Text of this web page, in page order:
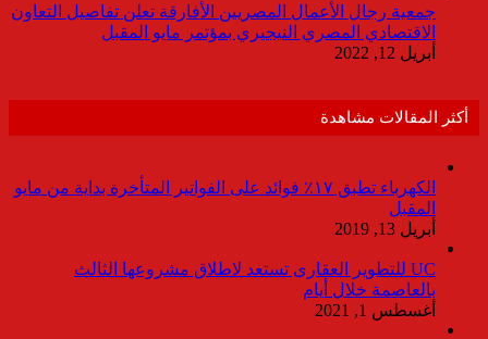
جمعية رجال الأعمال المصريين الأفارقة تعلن تفاصيل التعاون
الاقتصادي المصري النيجيري بمؤتمر مايو المقبل
أبريل 12, 2022
أكثر المقالات مشاهدة
الكهرباء تطبق ١٧٪ فوائد على الفواتير المتأخرة بداية من مايو
المقبل
أبريل 13, 2019
UC للتطوير العقارى تستعد لاطلاق مشروعها الثالث
بالعاصمة خلال أيام
أغسطس 1, 2021